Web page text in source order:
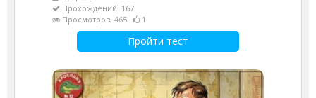
Прохождений: 167
Просмотров: 465
1
Пройти тест